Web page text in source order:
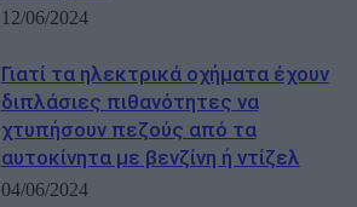
12/06/2024
Γιατί τα ηλεκτρικά οχήματα έχουν
διπλάσιες πιθανότητες να
χτυπήσουν πεζούς από τα
αυτοκίνητα με βενζίνη ή ντίζελ
04/06/2024